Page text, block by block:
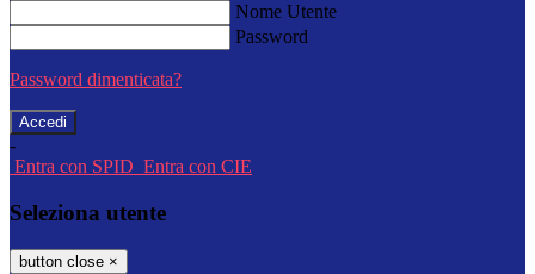
Nome Utente
Password
Password dimenticata?
-
Entra con SPID Entra con CIE
Seleziona utente
button close ×